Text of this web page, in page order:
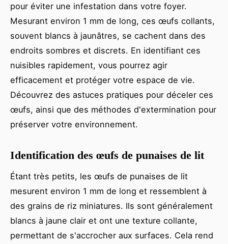
pour éviter une infestation dans votre foyer.
Mesurant environ 1 mm de long, ces œufs collants,
souvent blancs à jaunâtres, se cachent dans des
endroits sombres et discrets. En identifiant ces
nuisibles rapidement, vous pourrez agir
efficacement et protéger votre espace de vie.
Découvrez des astuces pratiques pour déceler ces
œufs, ainsi que des méthodes d'extermination pour
préserver votre environnement.
Identification des œufs de punaises de lit
Étant très petits, les œufs de punaises de lit
mesurent environ 1 mm de long et ressemblent à
des grains de riz miniatures. Ils sont généralement
blancs à jaune clair et ont une texture collante,
permettant de s'accrocher aux surfaces. Cela rend